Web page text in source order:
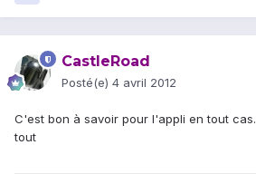
CastleRoad
Posté(e) 4 avril 2012
C'est bon à savoir pour l'appli en tout
tout